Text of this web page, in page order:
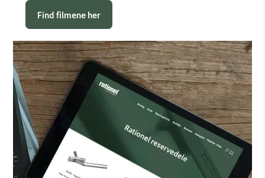
Find filmene her